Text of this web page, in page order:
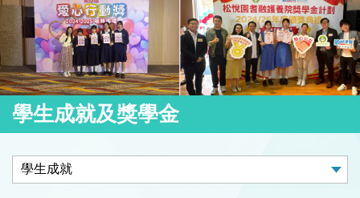
學生成就及獎學金